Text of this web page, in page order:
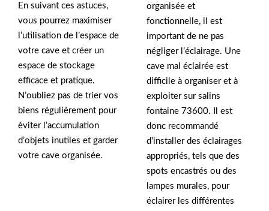
En suivant ces astuces,
vous pourrez maximiser
l’utilisation de l’espace de
votre cave et créer un
espace de stockage
efficace et pratique.
N’oubliez pas de trier vos
biens régulièrement pour
éviter l’accumulation
d’objets inutiles et garder
votre cave organisée.
organisée et
fonctionnelle, il est
important de ne pas
négliger l’éclairage. Une
cave mal éclairée est
difficile à organiser et à
exploiter sur salins
fontaine 73600. Il est
donc recommandé
d’installer des éclairages
appropriés, tels que des
spots encastrés ou des
lampes murales, pour
éclairer les différentes